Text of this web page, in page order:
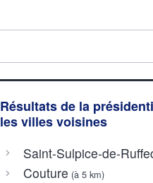
Résultats de la
les villes voisines
Saint-Sulpice-de-
Couture (à 5 km)